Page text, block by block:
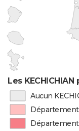
Les
Aucun
Département
Département